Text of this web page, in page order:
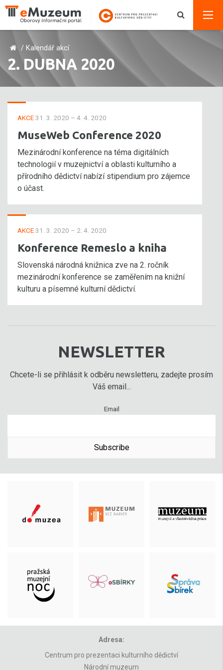
/ Kalendář akcí
2. DUBNA 2020
AKCE31. 3. 2020 – 4. 4. 2020
MuseWeb Conference 2020
Mezinárodní konference na téma digitálních
technologií v muzejnictví a oblasti kulturního a
přírodního dědictví nabízí stipendium pro zájemce
o účast.
AKCE31. 3. 2020 – 2. 4. 2020
Konference Remeslo a kniha
Slovenská národná knižnica zve na 2. ročník
mezinárodní konference se zaměřením na knižní
kulturu a písemné kulturní dědictví.
NEWSLETTER
Chcete-li se přihlásit k odběru newsletteru, zadejte prosím
Váš email...
Email
Subscribe
Adresa:
Centrum pro prezentaci kulturního dědictví
Národní muzeum